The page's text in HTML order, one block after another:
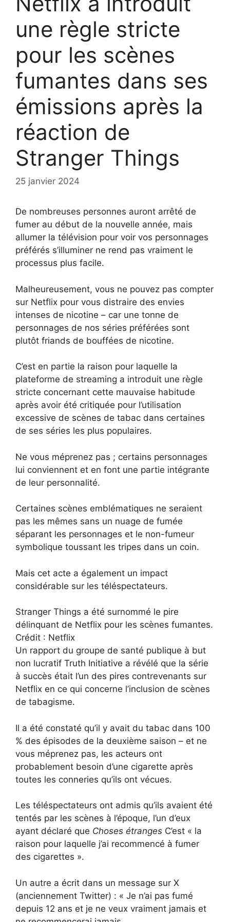
une règle stricte
pour les scènes
fumantes dans ses
émissions après la
réaction de
Stranger Things
25 janvier 2024
De nombreuses personnes auront arrêté de
fumer au début de la nouvelle année, mais
allumer la télévision pour voir vos personnages
préférés s’illuminer ne rend pas vraiment le
processus plus facile.
Malheureusement, vous ne pouvez pas compter
sur Netflix pour vous distraire des envies
intenses de nicotine – car une tonne de
personnages de nos séries préférées sont
plutôt friands de bouffées de nicotine.
C’est en partie la raison pour laquelle la
plateforme de streaming a introduit une règle
stricte concernant cette mauvaise habitude
après avoir été critiquée pour l’utilisation
excessive de scènes de tabac dans certaines
de ses séries les plus populaires.
Ne vous méprenez pas ; certains personnages
lui conviennent et en font une partie intégrante
de leur personnalité.
Certaines scènes emblématiques ne seraient
pas les mêmes sans un nuage de fumée
séparant les personnages et le non-fumeur
symbolique toussant les tripes dans un coin.
Mais cet acte a également un impact
considérable sur les téléspectateurs.
Stranger Things a été surnommé le pire
délinquant de Netflix pour les scènes fumantes.
Crédit : Netflix
Un rapport du groupe de santé publique à but
non lucratif Truth Initiative a révélé que la série
à succès était l’un des pires contrevenants sur
Netflix en ce qui concerne l’inclusion de scènes
de tabagisme.
Il a été constaté qu’il y avait du tabac dans 100
% des épisodes de la deuxième saison – et ne
vous méprenez pas, les acteurs ont
probablement besoin d’une cigarette après
toutes les conneries qu’ils ont vécues.
Les téléspectateurs ont admis qu’ils avaient été
tentés par les scènes à l’époque, l’un d’eux
ayant déclaré que Choses étranges C’est « la
raison pour laquelle j’ai recommencé à fumer
des cigarettes ».
Un autre a écrit dans un message sur X
(anciennement Twitter) : « Je n’ai pas fumé
depuis 12 ans et je ne veux vraiment jamais et